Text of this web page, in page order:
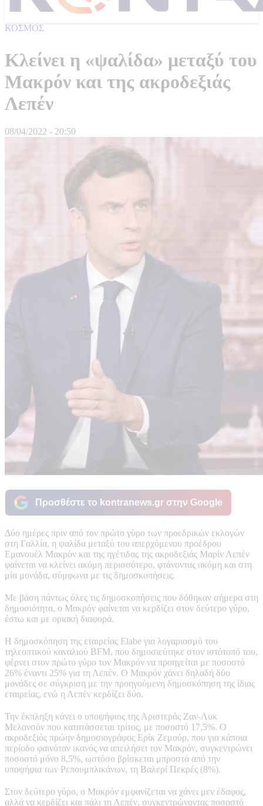
ΚΟΣΜΟΣ
Κλείνει η «ψαλίδα» μεταξύ του
Μακρόν και της ακροδεξιάς
Λεπέν
08/04/2022 - 20:50
Προσθέστε το kontranews.gr στην Google
Δύο ημέρες πριν από τον πρώτο γύρο των προεδρικών εκλογών
στη Γαλλία, η ψαλίδα μεταξύ του απερχόμενου προέδρου
Εμανουέλ Μακρόν και της ηγέτιδας της ακροδεξιάς Μαρίν Λεπέν
φαίνεται να κλείνει ακόμη περισσότερο, φτάνοντας ακόμη και στη
μία μονάδα, σύμφωνα με τις δημοσκοπήσεις.
Με βάση πάντως όλες τις δημοσκοπήσεις που δόθηκαν σήμερα στη
δημοσιότητα, ο Μακρόν φαίνεται να κερδίζει στον δεύτερο γύρο,
έστω και με οριακή διαφορά.
Η δημοσκόπηση της εταιρείας Elabe για λογαριασμό του
τηλεοπτικού καναλιού BFM, που δημοσιεύτηκε στον ιστότοπό του,
φέρνει στον πρώτο γύρο τον Μακρόν να προηγείται με ποσοστό
26% έναντι 25% για τη Λεπέν. Ο Μακρόν χάνει δηλαδή δύο
μονάδες σε σύγκριση με την προηγούμενη δημοσκόπηση της ίδιας
εταιρείας, ενώ η Λεπέν κερδίζει δύο.
Την έκπληξη κάνει ο υποψήφιος της Αριστεράς Ζαν-Λυκ
Μελανσόν που κατατάσσεται τρίτος, με ποσοστό 17,5%. Ο
ακροδεξιός πρώην δημοσιογράφος Ερίκ Ζεμούρ, που για κάποια
περίοδο φαινόταν ικανός να απειλήσει τον Μακρόν, συγκεντρώνει
ποσοστό μόνο 8,5%, ωστόσο βρίσκεται μπροστά από την
υποψήφια των Ρεπουμπλικάνων, τη Βαλερί Πεκρές (8%).
Στον δεύτερο γύρο, ο Μακρόν εμφανίζεται να χάνει μεν έδαφος,
αλλά να κερδίζει και πάλι τη Λεπέν, συγκεντρώνοντας ποσοστό